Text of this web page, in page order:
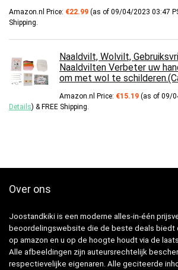
Amazon.nl Price: €22.99 (as of 09/04/2023 03:47
Shipping.
Naaldvilt, Wolvilt,
Naaldvilten Verbeter uw
om met wol te
Amazon.nl Price: €15.19 (as of 09/
Details) &FREE Shipping.
Over ons
Joostandkiki is een moderne alles-in-één
beoordelingswebsite die de beste deals biedt
op amazon en u op de hoogte houdt via de
Alle afbeeldingen zijn auteursrechtelijk
respectievelijke eigenaren. Alle geciteerde